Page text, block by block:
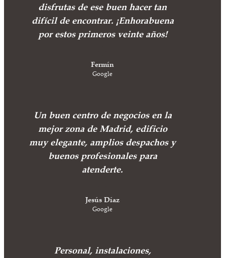
disfrutas de ese buen hacer tan
difícil de encontrar. ¡Enhorabuena
por estos primeros veinte años!
Fermín
Google
Un buen centro de negocios en la
mejor zona de Madrid, edificio
muy elegante, amplios despachos y
buenos profesionales para
atenderte.
Jesús Díaz
Google
Personal, instalaciones,